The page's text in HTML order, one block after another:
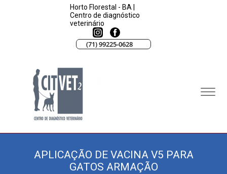
Horto Florestal - BA |
Centro de diagnóstico
veterinário
(71) 99225-0628
APLICAÇÃO DE VACINA V5 PARA
GATOS ARMAÇÃO